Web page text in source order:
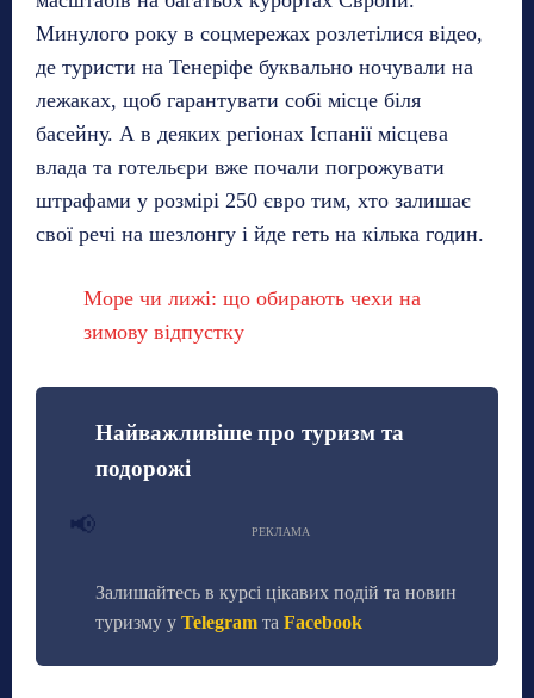
Минулого року в соцмережах розлетілися відео,
де туристи на Тенеріфе буквально ночували на
лежаках, щоб гарантувати собі місце біля
басейну. А в деяких регіонах Іспанії місцева
влада та готельєри вже почали погрожувати
штрафами у розмірі 250 євро тим, хто залишає
свої речі на шезлонгу і йде геть на кілька годин.
Море чи лижі: що обирають чехи на
зимову відпустку
📢
Найважливіше про туризм та
подорожі
РЕКЛАМА
Залишайтесь в курсі цікавих подій та новин
туризму у Telegram та Facebook